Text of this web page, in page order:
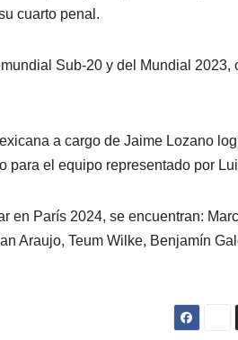
cuarto penal.
Sub-20 y del Mundial 2023,
a cargo de Jaime Lozano
para el equipo representado por
en París 2024, se encuentran:
Araujo, Teum Wilke, Benjamín